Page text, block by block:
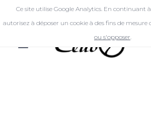
Ce site utilise Google Analytics. En continuant
autorisez à déposer un cookie à des fins de mesure
ou s'opposer.